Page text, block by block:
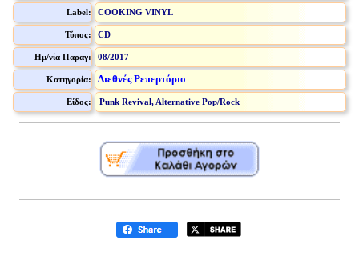
Label: COOKING VINYL
Τύπος: CD
Ημ/νία Παραγ: 08/2017
Κατηγορία: Διεθνές Ρεπερτόριο
Είδος: Punk Revival, Alternative Pop/Rock